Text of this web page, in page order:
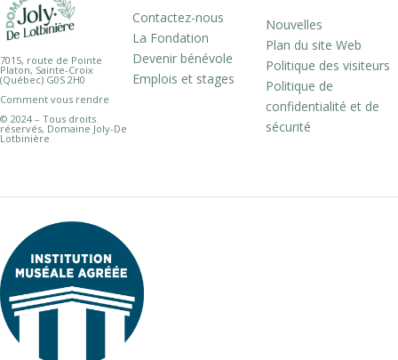
7015, route de Pointe
Platon, Sainte-Croix
(Québec) G0S 2H0
Comment vous rendre
© 2024 – Tous droits
réservés, Domaine Joly-De
Lotbinière
Contactez-nous
La Fondation
Devenir bénévole
Emplois et stages
Nouvelles
Plan du site Web
Politique des visiteurs
Politique de
confidentialité et de
sécurité